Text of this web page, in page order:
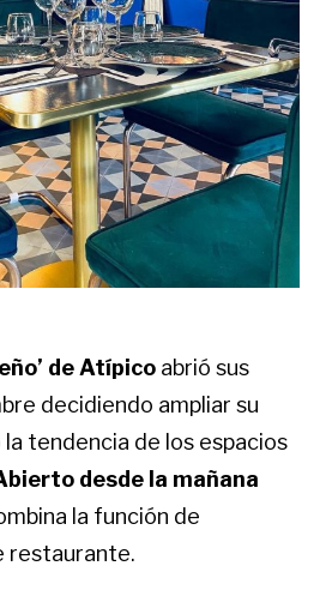
de Atípico abrió sus
decidiendo ampliar su
tendencia de los espacios
bierto desde la mañana
la función de
restaurante.